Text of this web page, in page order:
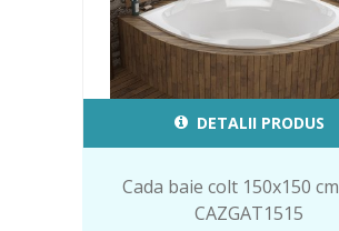
DETALII PRODUS
Cada baie colt 150x150
CAZGAT1515